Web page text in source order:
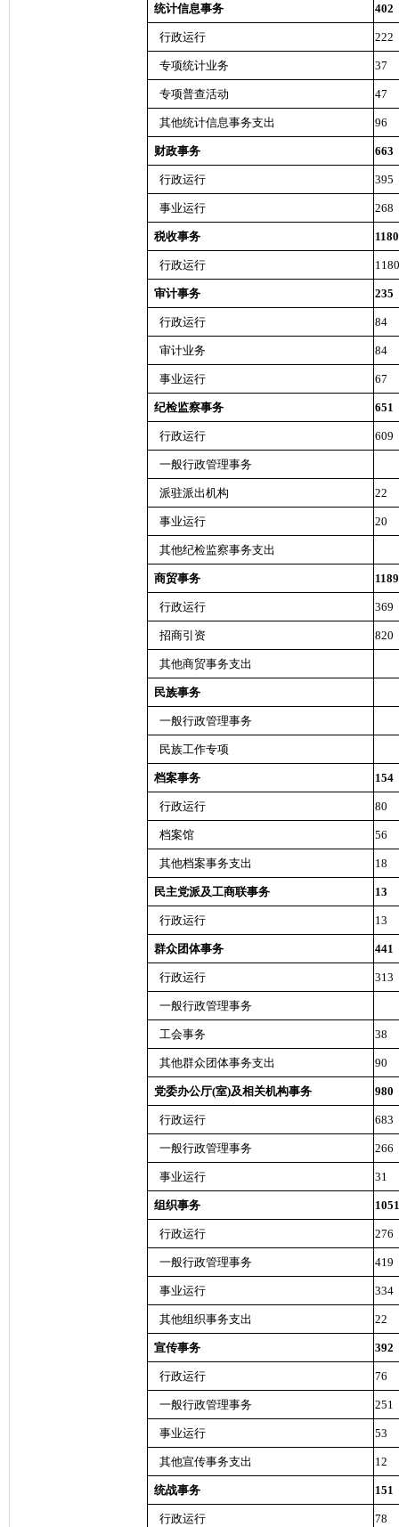
统计信息事务 402
行政运行 222
专项统计业务 37
专项普查活动 47
其他统计信息事务支出 96
财政事务 663
行政运行 395
事业运行 268
税收事务 1180
行政运行 1180
审计事务 235
行政运行 84
审计业务 84
事业运行 67
纪检监察事务 651
行政运行 609
一般行政管理事务
派驻派出机构 22
事业运行 20
其他纪检监察事务支出
商贸事务 1189
行政运行 369
招商引资 820
其他商贸事务支出
民族事务
一般行政管理事务
民族工作专项
档案事务 154
行政运行 80
档案馆 56
其他档案事务支出 18
民主党派及工商联事务 13
行政运行 13
群众团体事务 441
行政运行 313
一般行政管理事务
工会事务 38
其他群众团体事务支出 90
党委办公厅(室)及相关机构事务 980
行政运行 683
一般行政管理事务 266
事业运行 31
组织事务 1051
行政运行 276
一般行政管理事务 419
事业运行 334
其他组织事务支出 22
宣传事务 392
行政运行 76
一般行政管理事务 251
事业运行 53
其他宣传事务支出 12
统战事务 151
行政运行 78